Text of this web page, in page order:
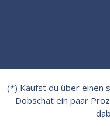
(*) Kaufst du über einen
Dobschat ein paar